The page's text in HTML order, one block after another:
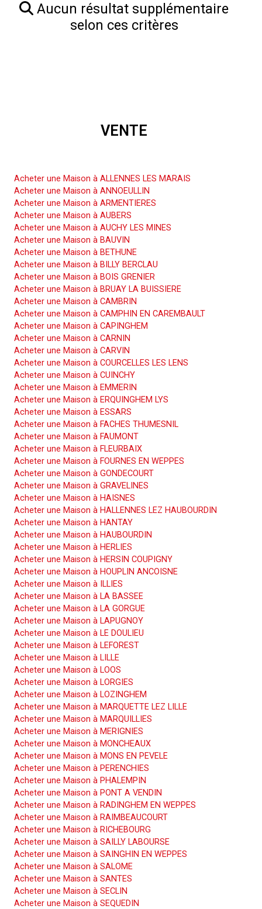
Aucun résultat supplémentaire
selon ces critères
VENTE
Acheter une Maison à ALLENNES LES MARAIS
Acheter une Maison à ANNOEULLIN
Acheter une Maison à ARMENTIERES
Acheter une Maison à AUBERS
Acheter une Maison à AUCHY LES MINES
Acheter une Maison à BAUVIN
Acheter une Maison à BETHUNE
Acheter une Maison à BILLY BERCLAU
Acheter une Maison à BOIS GRENIER
Acheter une Maison à BRUAY LA BUISSIERE
Acheter une Maison à CAMBRIN
Acheter une Maison à CAMPHIN EN CAREMBAULT
Acheter une Maison à CAPINGHEM
Acheter une Maison à CARNIN
Acheter une Maison à CARVIN
Acheter une Maison à COURCELLES LES LENS
Acheter une Maison à CUINCHY
Acheter une Maison à EMMERIN
Acheter une Maison à ERQUINGHEM LYS
Acheter une Maison à ESSARS
Acheter une Maison à FACHES THUMESNIL
Acheter une Maison à FAUMONT
Acheter une Maison à FLEURBAIX
Acheter une Maison à FOURNES EN WEPPES
Acheter une Maison à GONDECOURT
Acheter une Maison à GRAVELINES
Acheter une Maison à HAISNES
Acheter une Maison à HALLENNES LEZ HAUBOURDIN
Acheter une Maison à HANTAY
Acheter une Maison à HAUBOURDIN
Acheter une Maison à HERLIES
Acheter une Maison à HERSIN COUPIGNY
Acheter une Maison à HOUPLIN ANCOISNE
Acheter une Maison à ILLIES
Acheter une Maison à LA BASSEE
Acheter une Maison à LA GORGUE
Acheter une Maison à LAPUGNOY
Acheter une Maison à LE DOULIEU
Acheter une Maison à LEFOREST
Acheter une Maison à LILLE
Acheter une Maison à LOOS
Acheter une Maison à LORGIES
Acheter une Maison à LOZINGHEM
Acheter une Maison à MARQUETTE LEZ LILLE
Acheter une Maison à MARQUILLIES
Acheter une Maison à MERIGNIES
Acheter une Maison à MONCHEAUX
Acheter une Maison à MONS EN PEVELE
Acheter une Maison à PERENCHIES
Acheter une Maison à PHALEMPIN
Acheter une Maison à PONT A VENDIN
Acheter une Maison à RADINGHEM EN WEPPES
Acheter une Maison à RAIMBEAUCOURT
Acheter une Maison à RICHEBOURG
Acheter une Maison à SAILLY LABOURSE
Acheter une Maison à SAINGHIN EN WEPPES
Acheter une Maison à SALOME
Acheter une Maison à SANTES
Acheter une Maison à SECLIN
Acheter une Maison à SEQUEDIN